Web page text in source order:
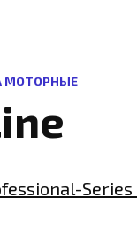
МОТОРНЫЕ